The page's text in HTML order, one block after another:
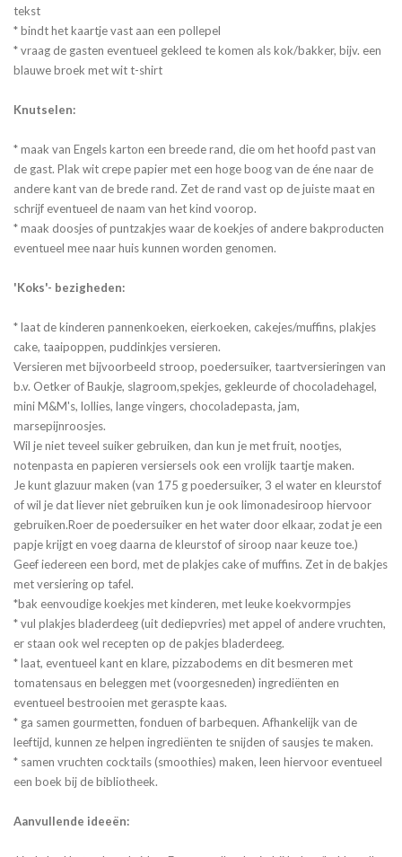
tekst
* bindt het kaartje vast aan een pollepel
* vraag de gasten eventueel gekleed te komen als kok/bakker, bijv. een
blauwe broek met wit t-shirt
Knutselen:
* maak van Engels karton een breede rand, die om het hoofd past van
de gast. Plak wit crepe papier met een hoge boog van de éne naar de
andere kant van de brede rand. Zet de rand vast op de juiste maat en
schrijf eventueel de naam van het kind voorop.
* maak doosjes of puntzakjes waar de koekjes of andere bakproducten
eventueel mee naar huis kunnen worden genomen.
'Koks'- bezigheden:
* laat de kinderen pannenkoeken, eierkoeken, cakejes/muffins, plakjes
cake, taaipoppen, puddinkjes versieren.
Versieren met bijvoorbeeld stroop, poedersuiker, taartversieringen van
b.v. Oetker of Baukje, slagroom,spekjes, gekleurde of chocoladehagel,
mini M&M's, lollies, lange vingers, chocoladepasta, jam,
marsepijnroosjes.
Wil je niet teveel suiker gebruiken, dan kun je met fruit, nootjes,
notenpasta en papieren versiersels ook een vrolijk taartje maken.
Je kunt glazuur maken (van 175 g poedersuiker, 3 el water en kleurstof
of wil je dat liever niet gebruiken kun je ook limonadesiroop hiervoor
gebruiken.Roer de poedersuiker en het water door elkaar, zodat je een
papje krijgt en voeg daarna de kleurstof of siroop naar keuze toe.)
Geef iedereen een bord, met de plakjes cake of muffins. Zet in de bakjes
met versiering op tafel.
*bak eenvoudige koekjes met kinderen, met leuke koekvormpjes
* vul plakjes bladerdeeg (uit dediepvries) met appel of andere vruchten,
er staan ook wel recepten op de pakjes bladerdeeg.
* laat, eventueel kant en klare, pizzabodems en dit besmeren met
tomatensaus en beleggen met (voorgesneden) ingrediënten en
eventueel bestrooien met geraspte kaas.
* ga samen gourmetten, fonduen of barbequen. Afhankelijk van de
leeftijd, kunnen ze helpen ingrediënten te snijden of sausjes te maken.
* samen vruchten cocktails (smoothies) maken, leen hiervoor eventueel
een boek bij de bibliotheek.
Aanvullende ideeën: